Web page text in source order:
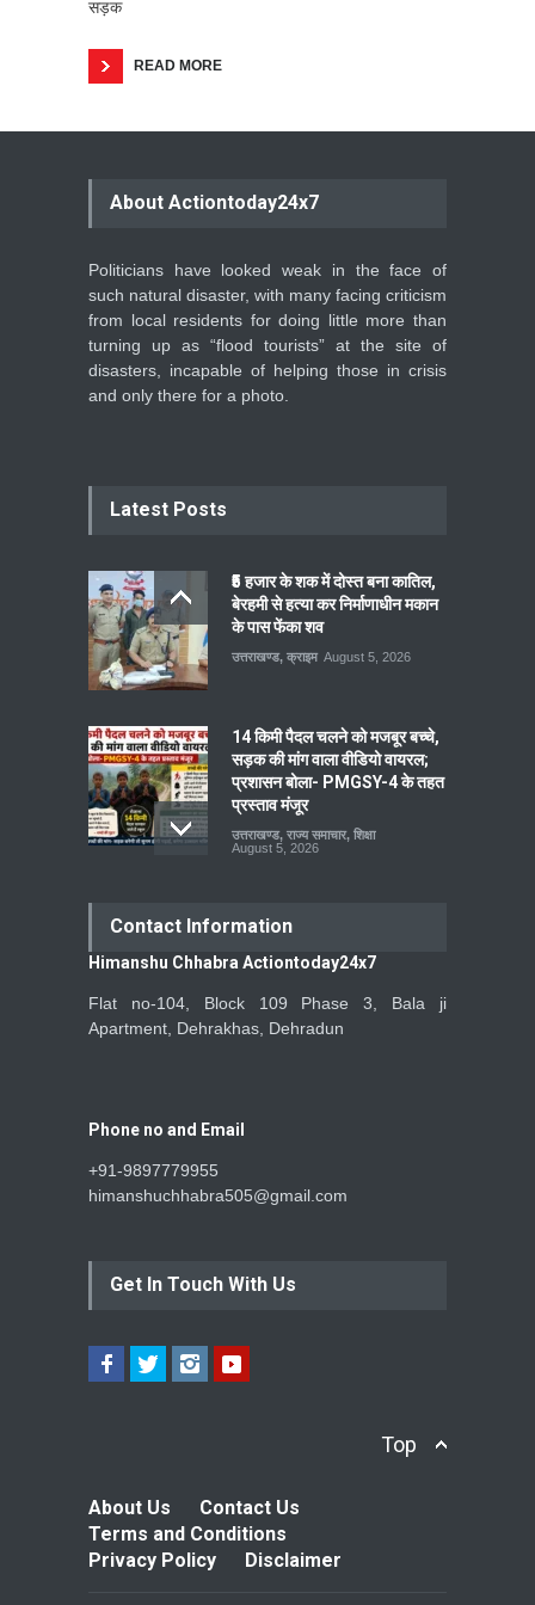
सड़क
READ MORE
About Actiontoday24x7
Politicians have looked weak in the face of
such natural disaster, with many facing criticism
from local residents for doing little more than
turning up as “flood tourists” at the site of
disasters, incapable of helping those in crisis
and only there for a photo.
Latest Posts
₹5 हजार के शक में दोस्त बना कातिल,
बेरहमी से हत्या कर निर्माणाधीन मकान
के पास फेंका शव
उत्तराखण्ड, क्राइम August 5, 2026
14 किमी पैदल चलने को मजबूर बच्चे,
सड़क की मांग वाला वीडियो वायरल;
प्रशासन बोला- PMGSY-4 के तहत
प्रस्ताव मंजूर
उत्तराखण्ड, राज्य समाचार, शिक्षा
August 5, 2026
Contact Information
Himanshu Chhabra Actiontoday24x7
Flat no-104, Block 109 Phase 3, Bala ji
Apartment, Dehrakhas, Dehradun
Phone no and Email
+91-9897779955
himanshuchhabra505@gmail.com
Get In Touch With Us
Top
About Us
Contact Us
Terms and Conditions
Privacy Policy
Disclaimer